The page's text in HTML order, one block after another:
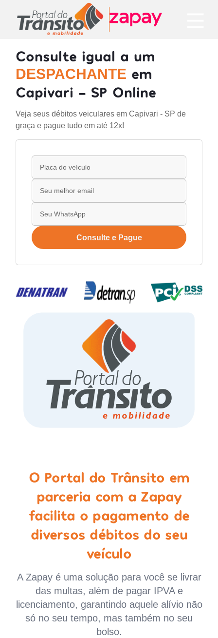
Consulte igual a um
DESPACHANTE em
Capivari - SP Online
Veja seus débitos veiculares em Capivari - SP de
graça e pague tudo em até 12x!
Consulte e Pague
O Portal do Trânsito em
parceria com a Zapay
facilita o pagamento de
diversos débitos do seu
veículo
A Zapay é uma solução para você se livrar
das multas, além de pagar IPVA e
licenciamento, garantindo aquele alívio não
só no seu tempo, mas também no seu
bolso.